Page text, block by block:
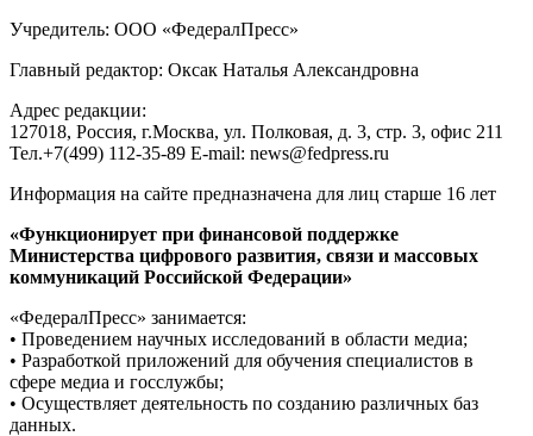
Учредитель: ООО «ФедералПресс»
Главный редактор: Оксак Наталья Александровна
Адрес редакции:
127018, Россия, г.Москва, ул. Полковая, д. 3, стр. 3, офис 211
Тел.+7(499) 112-35-89 E-mail: news@fedpress.ru
Информация на сайте предназначена для лиц старше 16 лет
«Функционирует при финансовой поддержке
Министерства цифрового развития, связи и массовых
коммуникаций Российской Федерации»
«ФедералПресс» занимается:
• Проведением научных исследований в области медиа;
• Разработкой приложений для обучения специалистов в
сфере медиа и госслужбы;
• Осуществляет деятельность по созданию различных баз
данных.